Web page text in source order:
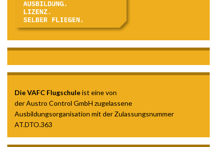
Die VAFC Flugschuleist eine von
der Austro Control GmbH zugelassene
Ausbildungsorganisation mit der Zulassungsnummer
AT.DTO.363